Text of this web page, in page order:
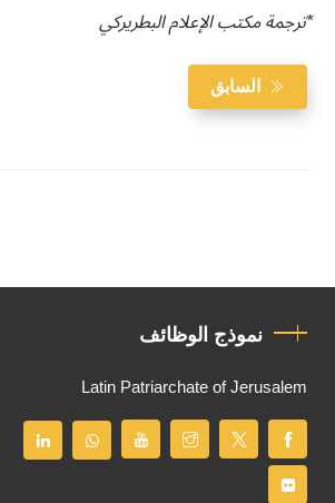
*ترجمة مكتب الإعلام البطريركي
السابق
نموذج الوظائف
Latin Patriarchate of Jerusalem